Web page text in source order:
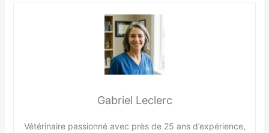
Gabriel Leclerc
Vétérinaire passionné avec près de 25 ans d’expérience,